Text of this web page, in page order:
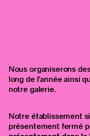
Nous organiserons
long de l’année ainsi
notre galerie.
Notre établissement
présentement fermé